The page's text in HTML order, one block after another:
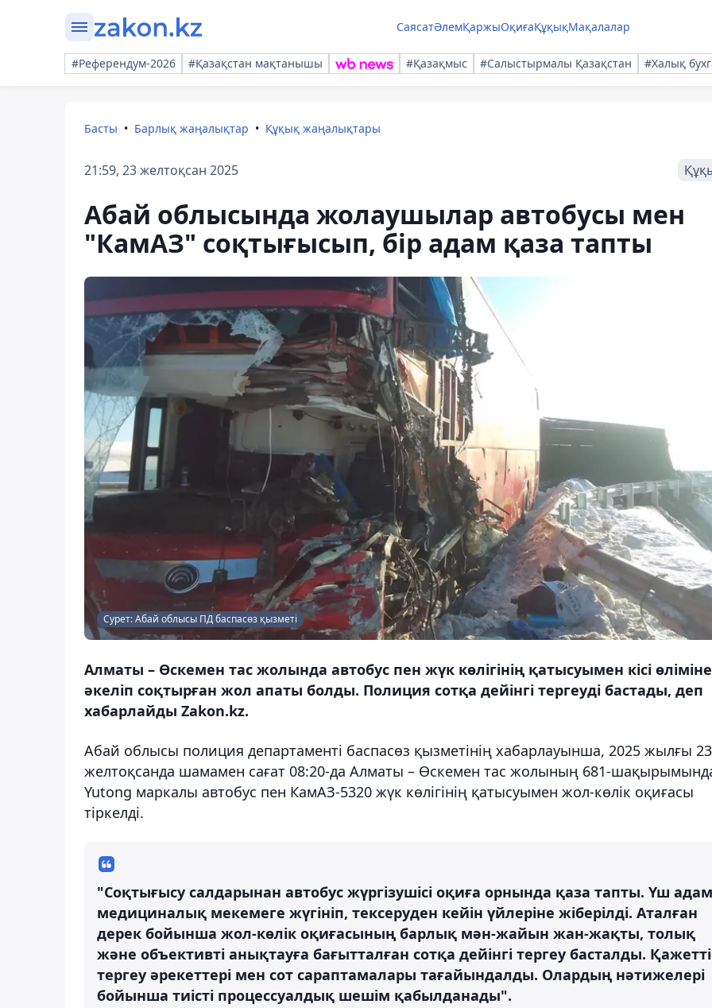
СаясатӘлемҚаржыОқиғаҚұқықМақалалар
#Референдум-2026 #Қазақстан мақтанышы #Қазақмыс #Салыстырмалы Қазақстан #Халық
Басты Барлық жаңалықтар Құқық жаңалықтары
21:59, 23 желтоқсан 2025
Абай облысында жолаушылар автобусы мен
"КамАЗ" соқтығысып, бір адам қаза тапты
Сурет: Абай облысы ПД баспасөз қызметі
Алматы – Өскемен тас жолында автобус пен жүк көлігінің қатысуымен кісі өліміне
әкеліп соқтырған жол апаты болды. Полиция сотқа дейінгі тергеуді бастады, деп
хабарлайды Zakon.kz.
Абай облысы полиция департаменті баспасөз қызметінің хабарлауынша, 2025 жылғы 23
желтоқсанда шамамен сағат 08:20-да Алматы – Өскемен тас жолының 681-
Yutong маркалы автобус пен КамАЗ-5320 жүк көлігінің қатысуымен жол-көлік оқиғасы
тіркелді.
"Соқтығысу салдарынан автобус жүргізушісі оқиға орнында қаза тапты. Үш адам
медициналық мекемеге жүгініп, тексеруден кейін үйлеріне жіберілді. Аталған
дерек бойынша жол-көлік оқиғасының барлық мән-жайын жан-жақты, толық
және объективті анықтауға бағытталған сотқа дейінгі тергеу басталды. Қажетті
тергеу әрекеттері мен сот сараптамалары тағайындалды. Олардың нәтижелері
бойынша тиісті процессуалдық шешім қабылданады".